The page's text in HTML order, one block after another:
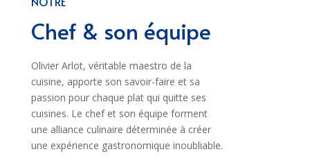
Chef & son équipe
Olivier Arlot, véritable maestro de la
cuisine, apporte son savoir-faire et sa
passion pour chaque plat qui quitte ses
cuisines. Le chef et son équipe forment
une alliance culinaire déterminée à créer
une expérience gastronomique inoubliable.